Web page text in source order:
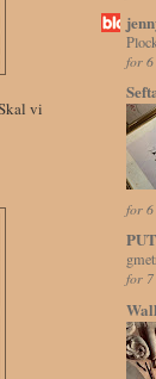
vi
for 6
for 6
for 7